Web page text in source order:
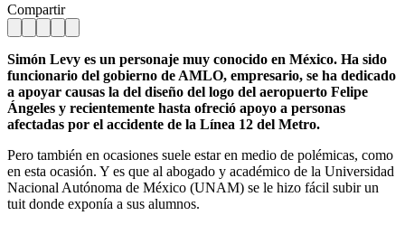
Compartir
Simón Levy es un personaje muy conocido en México. Ha sido
funcionario del gobierno de AMLO, empresario, se ha dedicado
a apoyar causas la del diseño del logo del aeropuerto Felipe
Ángeles y recientemente hasta ofreció apoyo a personas
afectadas por el accidente de la Línea 12 del Metro.
Pero también en ocasiones suele estar en medio de polémicas, como
en esta ocasión. Y es que al abogado y académico de la Universidad
Nacional Autónoma de México (UNAM) se le hizo fácil subir un
tuit donde exponía a sus alumnos.